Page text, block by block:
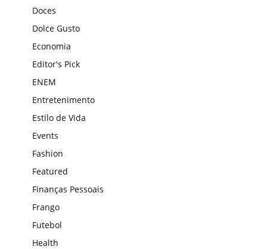
Doces
Dolce Gusto
Economia
Editor's Pick
ENEM
Entretenimento
Estilo de Vida
Events
Fashion
Featured
Finanças Pessoais
Frango
Futebol
Health